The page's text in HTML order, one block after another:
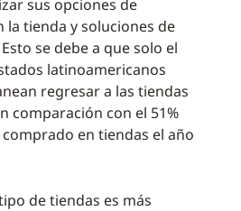
sus opciones de
la tienda y soluciones de
se debe a que solo el
latinoamericanos
regresar a las tiendas
comparación con el 51%
en tiendas el año
de tiendas es más